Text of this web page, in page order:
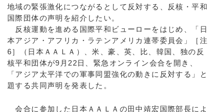
地域の緊張激化につながるとして反対する、反核・平和
国際団体の声明を紹介したい。
反核運動を進める国際平和ビューローをはじめ、「日
本アジア・アフリカ・ラテンアメリカ連帯委員会」［注
6］（日本ＡＡＬＡ）、米、豪、英、比、韓国、独の反
核平和団体が9月22日、緊急オンライン会合を開き、
「アジア太平洋での軍事同盟強化の動きに反対する」と
題する共同声明を発表した。
会合に参加した日本ＡＡＬＡの田中靖宏国際部長によ